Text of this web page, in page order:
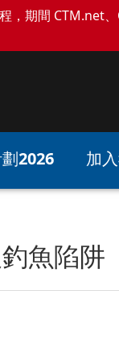
，期間 CTM.net
2026 加
魚陷阱